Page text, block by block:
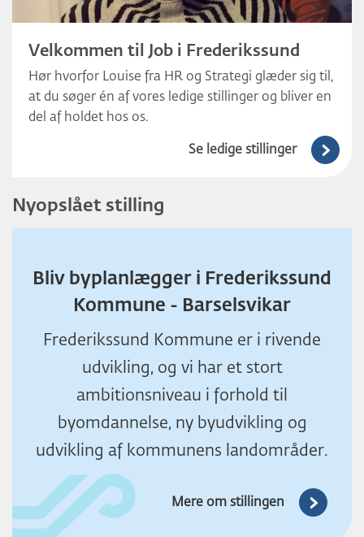
Velkommen til Job i Frederikssund
Hør hvorfor Louise fra HR og Strategi glæder sig til,
at du søger én af vores ledige stillinger og bliver en
del af holdet hos os.
Se ledige stillinger
Nyopslået stilling
Bliv byplanlægger i Frederikssund
Kommune - Barselsvikar
Frederikssund Kommune er i rivende
udvikling, og vi har et stort
ambitionsniveau i forhold til
byomdannelse, ny byudvikling og
udvikling af kommunens landområder.
Mere om stillingen